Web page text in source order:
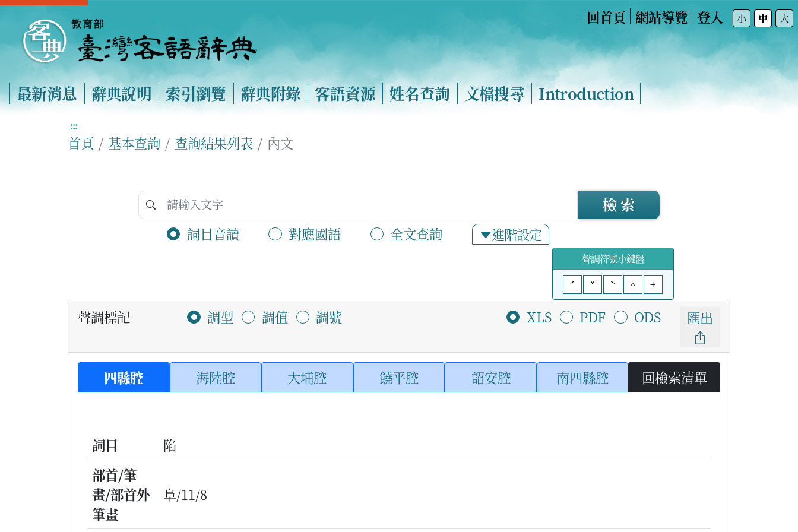
回首頁 網站導覽 登入 小 中 大
最新消息 辭典說明 索引瀏覽 辭典附錄 客語資源 姓名查詢 文檔搜尋 Introduction
:::
首頁 基本查詢 查詢結果列表 內文
詞目音讀 對應國語 全文查詢 進階設定
檢 索
聲調符號小鍵盤
ˊ
ˇ ˋ ^ +
聲調標記 調型 調值 調號 XLS PDF ODS 匯出
四縣腔 海陸腔 大埔腔 饒平腔 詔安腔 南四縣腔 回檢索清單
詞目
陷
部首/筆
畫/部首外
筆畫
阜/11/8